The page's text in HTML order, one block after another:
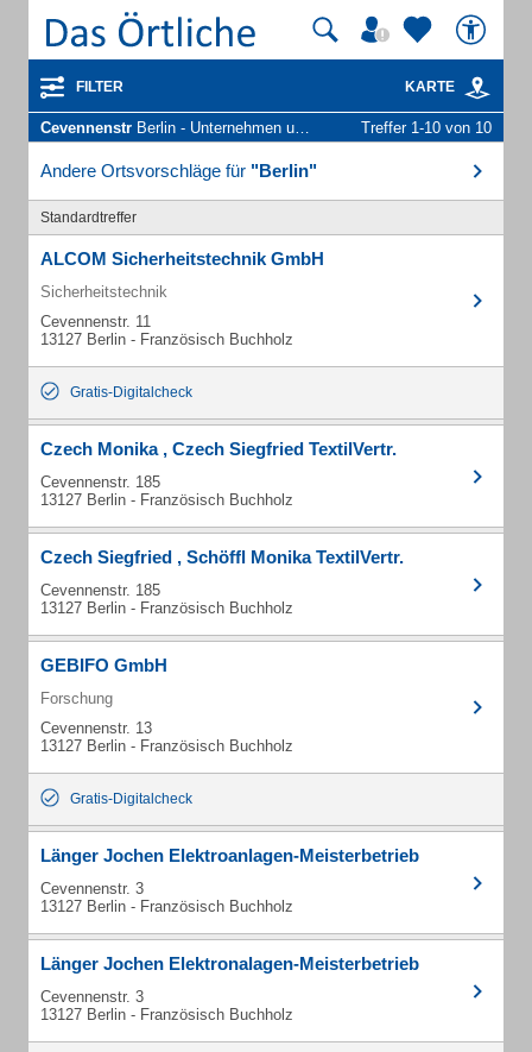
FILTER KARTE
Cevennenstr Berlin - Unternehmen und Personen Treffer 1-10 von 10
Andere Ortsvorschläge für "Berlin"
Standardtreffer
ALCOM Sicherheitstechnik GmbH
Sicherheitstechnik
Cevennenstr. 11
13127 Berlin - Französisch Buchholz
Gratis-Digitalcheck
Czech Monika , Czech Siegfried TextilVertr.
Cevennenstr. 185
13127 Berlin - Französisch Buchholz
Czech Siegfried , Schöffl Monika TextilVertr.
Cevennenstr. 185
13127 Berlin - Französisch Buchholz
GEBIFO GmbH
Forschung
Cevennenstr. 13
13127 Berlin - Französisch Buchholz
Gratis-Digitalcheck
Länger Jochen Elektroanlagen-Meisterbetrieb
Cevennenstr. 3
13127 Berlin - Französisch Buchholz
Länger Jochen Elektronalagen-Meisterbetrieb
Cevennenstr. 3
13127 Berlin - Französisch Buchholz